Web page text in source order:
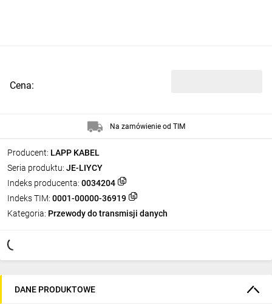
Producent: LAPP KABEL
Seria produktu: JE-LIYCY
Indeks producenta: 0034204
Indeks TIM: 0001-00000-36919
Kategoria: Przewody do transmisji danych
Cena:
Na zamówienie od TIM
DANE PRODUKTOWE